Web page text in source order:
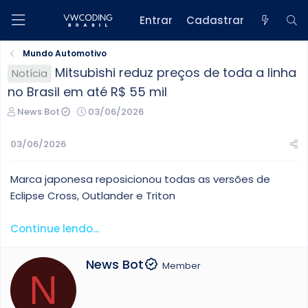
Entrar Cadastrar
Mundo Automotivo
Notícia
Mitsubishi reduz preços de toda a linha
no Brasil em até R$ 55 mil
C
i
o
r
t
p
News Bot
D
e
i
c
o
03/06/2026
03/06/2026
Marca japonesa reposicionou todas as versões de
Eclipse Cross, Outlander e Triton
Continue lendo...
N
W
News Bot Member